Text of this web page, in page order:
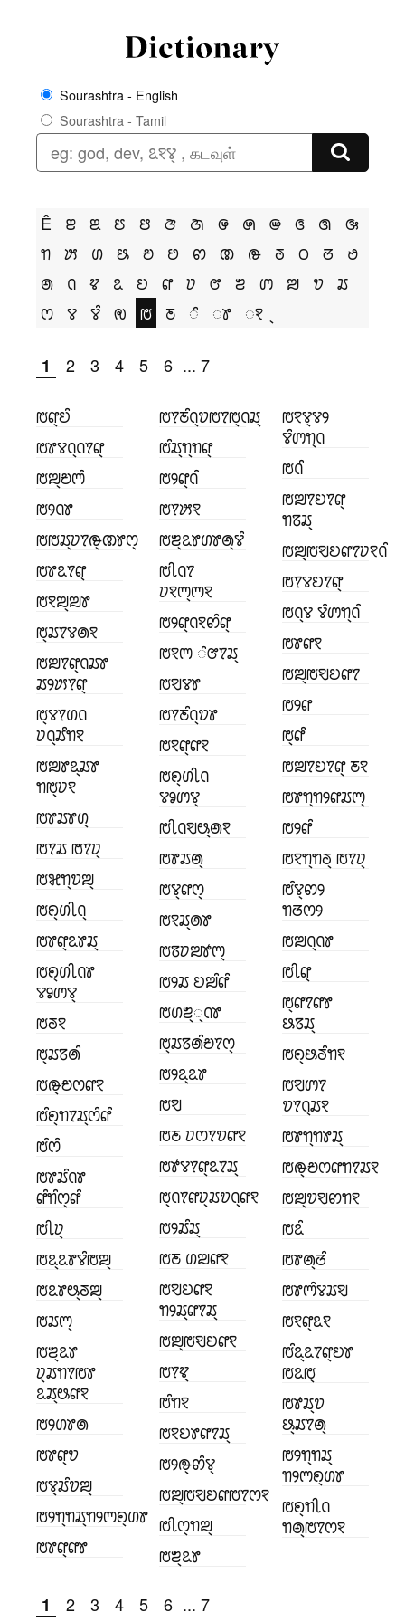
Sourashtra - English
Sourashtra - Tamil
Ê ꢂ ꢃ ꢄ ꢅ ꢆ ꢇ ꢌ ꢍ ꢎ ꢏ ꢐ
ꢑ
ꢒ ꢓ ꢔ ꢕ ꢗ ꢘ ꢙ ꢚ ꢛ ꢜ ꢝ ꢞ
ꢟ
ꢠ
ꢡ ꢢ ꢣ ꢤ ꢥ ꢦ ꢧ ꢨ ꢩ ꢪ ꢫ ꢬ
ꢭ ꢮ ꢮꢶ ꢯ ꢱ ꢲ ꢶ ꢸ ꣁ
1 2 3 4 5 6 ... 7
ꢱꢥ꣄ꢤꢶ
ꢱꢸꢮꢡ꣄ꢡꢵꢥ꣄
ꢱꢪ꣄ꢗꢳꢶ
ꢱꢾꢡꢸ
ꢱꢱꢬ꣄ꢦꢵꢛ꣄ꢚꢸꢭ꣄
ꢱꢸꢣꢵꢥ꣄
ꢱꣁꢪ꣄ꢪꢸ
ꢱ꣄ꢬꢵꢮꢠꣁ
ꢱꢪꢵꢥ꣄ꢡꢬꢸ
ꢬꢾꢓꢵꢥ꣄
ꢱ꣄ꢮꢵꢔꢡ
ꢦꢡ꣄ꢬꢶꢒꣁ
ꢱꢪꢸꢣ꣄ꢬꢸ
ꢒꢱ꣄ꢦꣁ
ꢱꢸꢬꢸꢔ꣄
ꢱꢵꢬ ꢱꢵꢦ꣄
ꢱꣃꢒ꣄ꢫꢪ꣄
ꢱꢖ꣄ꢔꢷꢡ꣄
ꢱꢸꢥ꣄ꢣꢸꢬ꣄
ꢱꢖ꣄ꢔꢷꢡꢸ
ꢮꣀꢩꢮ꣄
ꢱꢜꣁ
ꢱ꣄ꢬꢿꢠꢶ
ꢱꢛ꣄ꢗꢭꢥꣁ
ꢱꢶꢖ꣄ꢒꢵꢬ꣄ꢭꢶꢥꢶ
ꢱꢶꢭꢶ
ꢱꢸꢬꢶꢡꢸ
ꢥꢶꢒꢶꢭ꣄ꢥꢶ
ꢱꢷꢦ꣄
ꢱꢣ꣄ꢣꢸꢮꢶꢱꢪ꣄
ꢱꢣꢸꢰ꣄ꢜꢪ꣄
ꢱꢬꢳ꣄
ꢱꢨ꣄ꢣꢸ
ꢦ꣄ꢬꢒꢵꢱꢸ
ꢣꢬ꣄ꢰꢥꣁ
ꢱꢾꢔꢸꢠ
ꢱꢸꢥ꣄ꢫ
ꢱꢮ꣄ꢬꢶꢫꢪ꣄
ꢱꢾꢒ꣄ꢒꢬ꣄ꢒꢾꢳꢖ꣄ꢔꢸ
ꢱꢸꢥ꣄ꢥꢸ
ꢱꢵꢲꢶꢡ꣄ꢫꢱꢵꢱ꣄ꢡꢬ꣄
ꢱꢶꢬ꣄ꢒ꣄ꢒꢥ꣄
ꢱꢾꢥ꣄ꢡꢶ
ꢱꢵꢓꣁ
ꢱꢨ꣄ꢣꢸꢔꢸꢠ꣄ꢮꢶ
ꢱꢷꢡꢵ
ꢦꣁꢳ꣄ꢳꣁ
ꢱꢾꢥ꣄ꢡꣁꢙꢶꢥ꣄
ꢱꣁꢳ ꢶꢧꢵꢬ꣄
ꢱꣂꢮꢸ
ꢱꢵꢲꢶꢡ꣄ꢫꢸ
ꢱꣁꢥ꣄ꢥꣁ
ꢱꢖ꣄ꢔꢷꢡ
ꢮꣀꢩꢮ꣄
ꢱꢷꢡꣂꢰ꣄ꢠꣁ
ꢱꢸꢬꢠ꣄
ꢱꢮ꣄ꢥꢭ꣄
ꢱꣁꢬ꣄ꢠꢸ
ꢱꢿꢦꢪꢹꢳ꣄
ꢱꢾꢬ ꢤꢪꢶꢥꢶ
ꢱꢔꢨ꣄꣄ꢡꢸ
ꢱ꣄ꢬꢿꢠꢶꢗꢵꢭ꣄
ꢱꢾꢣ꣄ꢣꢸ
ꢱꣂ
ꢱꢲ ꢦꢭꢵꢫꢥꣁ
ꢱꢹꢮꢵꢥ꣄ꢣꢵꢬ꣄
ꢱ꣄ꢡꢵꢥꢦ꣄ꢬꢫꢡ꣄ꢥꣁ
ꢱꢾꢬꢶꢬ꣄
ꢱꢲ ꢔꢪꢥꣁ
ꢱꣂꢤꢥꣁ
ꢒꢾꢬ꣄ꢥꢵꢬ꣄
ꢱꢪ꣄ꢱꣂꢤꢥꣁ
ꢱꢵꢢ꣄
ꢱꢶꢒꣁ
ꢱꣁꢤꢸꢥꢵꢬ꣄
ꢱꢾꢛ꣄ꢙꢶꢮ꣄
ꢱꢪ꣄ꢱꣂꢤꢥꢱꢵꢭꣁ
ꢱꢷꢭ꣄ꢒꢪ꣄
ꢱꢨ꣄ꢣꢸ
ꢱꣁꢮ꣄ꢮꢾ
ꢮꢶꢩꢒ꣄ꢡ
ꢱꢡꢶ
ꢱꢪꢵꢤꢵꢥ꣄
ꢒꢿꢬ꣄
ꢱꢪ꣄ꢱꣂꢤꢥꢵꢦꣁꢡꢶ
ꢱꢵꢮꢤꢵꢥ꣄
ꢱꢡ꣄ꢮ ꢮꢶꢩꢒ꣄ꢡꢶ
ꢱꢸꢥꣁ
ꢱꢪ꣄ꢱꣂꢤꢥꢵ
ꢱꢾꢥ
ꢱ꣄ꢥꢶ
ꢱꢪꢵꢤꢵꢥ꣄ ꢲꣁ
ꢱꢸꢒ꣄ꢒꢾꢥꢬꢳ꣄
ꢱꢾꢥꢶ
ꢱꣁꢒ꣄ꢒꢜ꣄ ꢱꢵꢦ꣄
ꢱꢶꢮ꣄ꢙꢾ
ꢒꢞꢭꢾ
ꢱꢪꢡ꣄ꢡꢸ
ꢱꢷꢥ꣄
ꢱ꣄ꢥꢵꢥꢸ
ꢕꢿꢬ꣄
ꢱꢖ꣄ꢕꢜꢶꢒꣁ
ꢱꣂꢩꢵ
ꢫꢵꢡ꣄ꢬꣁ
ꢱꢸꢒ꣄ꢒꢸꢬ꣄
ꢱꢛ꣄ꢗꢭꢥꢒꢵꢬꣁ
ꢱꢪ꣄ꢫꣂꢙꢒꣁ
ꢱꢣꢶ
ꢱꢸꢠ꣄ꢞꢶ
ꢱꢸꢳꢶꢮꢬꣂ
ꢱꣁꢥ꣄ꢣꣁ
ꢱꢶꢣ꣄ꢣꢵꢥ꣄ꢤꢸ
ꢱꢣꢱ꣄
ꢱꢹꢬ꣄ꢫ
ꢕ꣄ꢬꢵꢠ꣄
ꢱꢾꢒ꣄ꢒꢬ꣄
ꢒꢾꢳꢖ꣄ꢔꢸ
ꢱꢖ꣄ꢒꢷꢡ
ꢒꢠ꣄ꢱꢵꢭꣁ
1 2 3 4 5 6 ... 7